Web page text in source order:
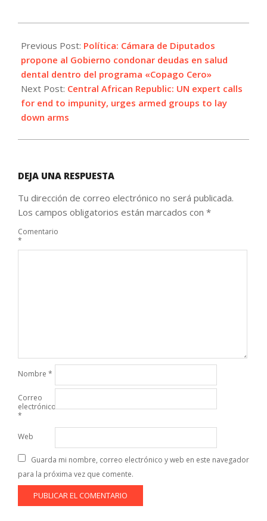
08-
05
Previous Post: Política: Cámara de Diputados
propone al Gobierno condonar deudas en salud
dental dentro del programa «Copago Cero»
Next Post: Central African Republic: UN expert calls
for end to impunity, urges armed groups to lay
down arms
DEJA UNA RESPUESTA
Tu dirección de correo electrónico no será publicada.
Los campos obligatorios están marcados con *
Comentario
*
Nombre *
Correo
electrónico
*
Web
Guarda mi nombre, correo electrónico y web en este navegador
para la próxima vez que comente.